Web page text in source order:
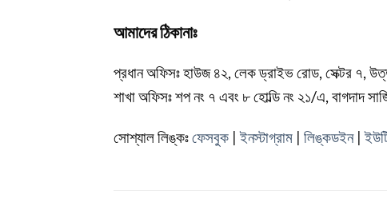
আমাদের ঠিকানাঃ
প্রধান অফিসঃ হাউজ ৪২, লেক ড্রাইভ রোড, সেক্টর ৭,
শাখা অফিসঃ শপ নং ৭ এবং ৮ হোল্ডি নং ২১/এ, বাগদাদ
সোশ্যাল লিঙ্কঃফেসবুক |ইনস্টাগ্রাম | লিঙ্কডইন|